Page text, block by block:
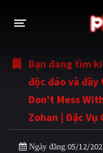
THỂ LOẠI
Thần thoại - Cổ trang
Tâm lý
Võ thuật - Kiếm hiệp
Bạn đang tìm
độc đáo và
Don't Mess
Zohan | Đặc Vụ
Ngày đăng:05/12/